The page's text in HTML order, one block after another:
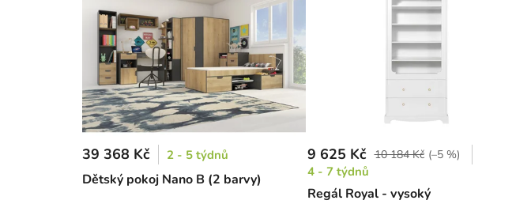
Dětský pokoj Nano B (2 barvy)
39 368 Kč 2 - 5 týdnů
Regál Royal - vysoký
9 625 Kč 10 184 Kč (–5 %)
4 - 7 týdnů